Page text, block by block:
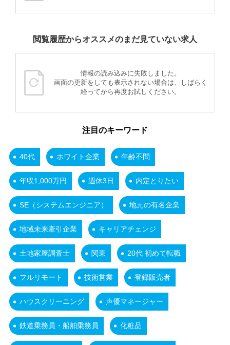
閲覧履歴からオススメのまだ見ていない求人
情報の読み込みに失敗しました。
画面の更新をしても表示されない場合は、しばらく
経ってから再度お試しください。
注目のキーワード
40代 ホワイト企業 年齢不問
年収1,000万円 週休3日 内定とりたい
SE（システムエンジニア） 地元の有名企業
地域未来牽引企業 キャリアチェンジ
土地家屋調査士 関東 20代 初めて転職
フルリモート 技術営業 登録販売者
ハウスクリーニング 声優マネージャー
鉄道乗務員・船舶乗務員 化粧品